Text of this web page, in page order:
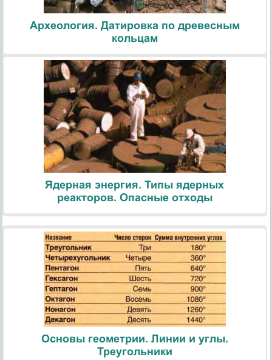
Археология. Датировка по древесным
кольцам
Ядерная энергия. Типы ядерных
реакторов. Опасные отходы
Основы геометрии. Линии и углы.
Треугольники